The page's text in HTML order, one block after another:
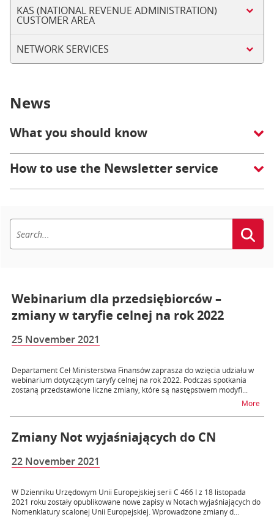
KAS (NATIONAL REVENUE ADMINISTRATION)
CUSTOMER AREA
NETWORK SERVICES
News
What you should know
How to use the Newsletter service
Webinarium dla przedsiębiorców –
zmiany w taryfie celnej na rok 2022
25 November 2021
Departament Ceł Ministerstwa Finansów zaprasza do wzięcia udziału w
webinarium dotyczącym taryfy celnej na rok 2022. Podczas spotkania
zostaną przedstawione liczne zmiany, które są następstwem modyfi...
Morena
Zmiany Not wyjaśniających do CN
22 November 2021
W Dzienniku Urzędowym Unii Europejskiej serii C 466 I z 18 listopada
2021 roku zostały opublikowane nowe zapisy w Notach wyjaśniających do
Nomenklatury scalonej Unii Europejskiej. Wprowadzone zmiany d...